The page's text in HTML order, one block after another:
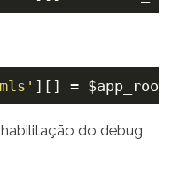
][] = $app_root
do debug